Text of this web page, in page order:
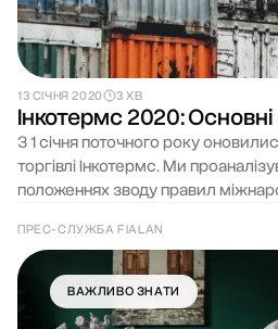
13 СІЧНЯ 2020 3 ХВ
Інкотермс 2020:
З 1 січня поточного року
торгівлі Інкотермс. Ми
положеннях зводу правил
ПРЕС-СЛУЖБА FIALAN
ВАЖЛИВО ЗНАТИ